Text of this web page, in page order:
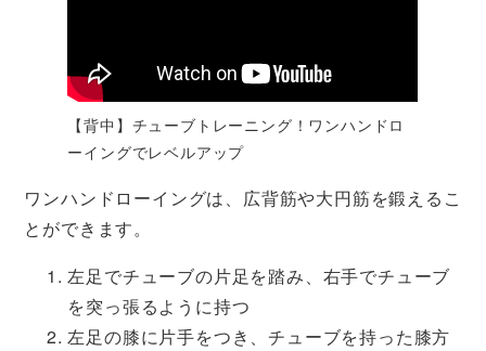
【背中】チューブトレーニング！ワンハンドロ
ーイングでレベルアップ
ワンハンドローイングは、広背筋や大円筋を鍛えるこ
とができます。
左足でチューブの片足を踏み、右手でチューブ
を突っ張るように持つ
左足の膝に片手をつき、チューブを持った膝方